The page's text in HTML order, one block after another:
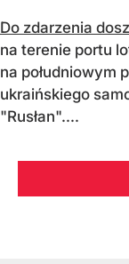
Do zdarzenia
na terenie portu
na południowym
ukraińskiego
"Rusłan"....